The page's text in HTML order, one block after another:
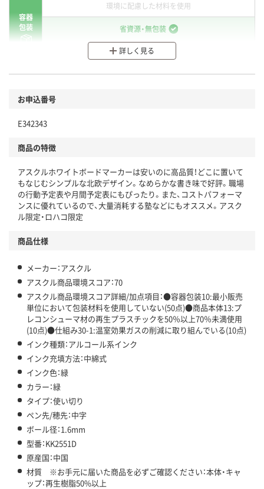
容器
包装
環境に配慮した材料を使用
省資源・無包装
分別・リサイクルしやすい設計
本体
仕組
アスクルで資源循環している
温室効果ガスなどの削減
アスクル商品環境スコア詳細／加点項目
詳しく見る
お申込番号
E342343
商品の特徴
アスクルホワイトボードマーカーは安いのに高品質！どこに置いて
もなじむシンプルな北欧デザイン。なめらかな書き味で好評。職場
の行動予定表や月間予定表にもぴったり。また、コストパフォーマ
ンスに優れているので、大量消耗する塾などにもオススメ。アスク
ル限定・ロハコ限定
商品仕様
メーカー：アスクル
アスクル商品環境スコア：70
アスクル商品環境スコア詳細/加点項目：●容器包装10:最小販売
単位において包装材料を使用していない(50点)●商品本体13:プ
レコンシューマ材の再生プラスチックを50％以上70％未満使用
(10点)●仕組み30-1:温室効果ガスの削減に取り組んでいる(10点)
インク種類：アルコール系インク
インク充填方法：中綿式
インク色：緑
カラー：緑
タイプ：使い切り
ペン先/穂先：中字
ボール径：1.6mm
型番：KK2551D
原産国：中国
材質 ※お手元に届いた商品を必ずご確認ください：本体・キャ
ップ：再生樹脂50%以上